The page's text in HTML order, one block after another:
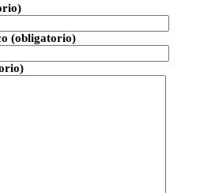
(obligatorio)